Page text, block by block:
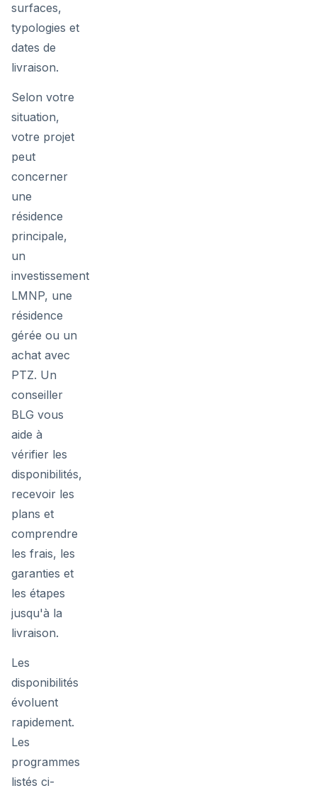
surfaces,
typologies et
dates de
livraison.
Selon votre
situation,
votre projet
peut
concerner
une
résidence
principale,
un
investissement
LMNP, une
résidence
gérée ou un
achat avec
PTZ. Un
conseiller
BLG vous
aide à
vérifier les
disponibilités,
recevoir les
plans et
comprendre
les frais, les
garanties et
les étapes
jusqu'à la
livraison.
Les
disponibilités
évoluent
rapidement.
Les
programmes
listés ci-